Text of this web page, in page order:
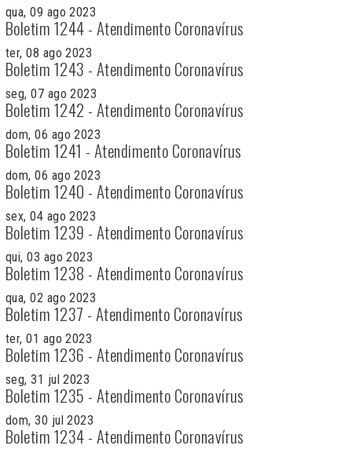
qua, 09 ago 2023
Boletim 1244 - Atendimento Coronavírus
ter, 08 ago 2023
Boletim 1243 - Atendimento Coronavírus
seg, 07 ago 2023
Boletim 1242 - Atendimento Coronavírus
dom, 06 ago 2023
Boletim 1241 - Atendimento Coronavírus
dom, 06 ago 2023
Boletim 1240 - Atendimento Coronavírus
sex, 04 ago 2023
Boletim 1239 - Atendimento Coronavírus
qui, 03 ago 2023
Boletim 1238 - Atendimento Coronavírus
qua, 02 ago 2023
Boletim 1237 - Atendimento Coronavírus
ter, 01 ago 2023
Boletim 1236 - Atendimento Coronavírus
seg, 31 jul 2023
Boletim 1235 - Atendimento Coronavírus
dom, 30 jul 2023
Boletim 1234 - Atendimento Coronavírus